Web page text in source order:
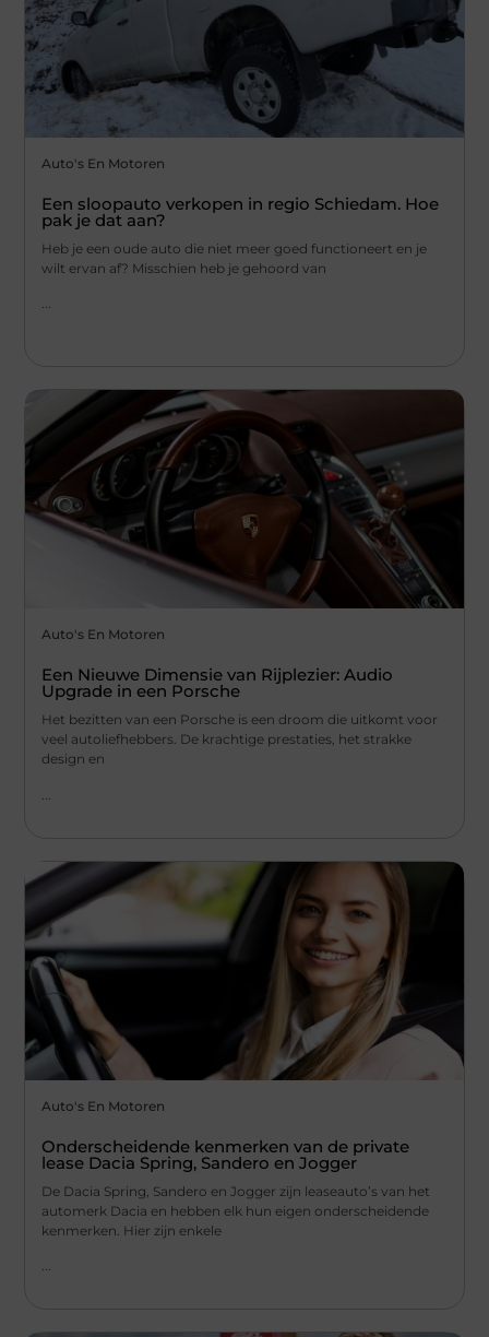
Auto's En Motoren
Een sloopauto verkopen in regio Schiedam. Hoe
pak je dat aan?
Heb je een oude auto die niet meer goed functioneert en je
wilt ervan af? Misschien heb je gehoord van
...
Auto's En Motoren
Een Nieuwe Dimensie van Rijplezier: Audio
Upgrade in een Porsche
Het bezitten van een Porsche is een droom die uitkomt voor
veel autoliefhebbers. De krachtige prestaties, het strakke
design en
Auto's En Motoren
Onderscheidende kenmerken van de private
lease Dacia Spring, Sandero en Jogger
De Dacia Spring, Sandero en Jogger zijn leaseauto’s van het
automerk Dacia en hebben elk hun eigen onderscheidende
kenmerken. Hier zijn enkele
...